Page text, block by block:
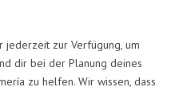
jederzeit zur Verfügung, um
dir bei der Planung deines
zu helfen. Wir wissen, dass